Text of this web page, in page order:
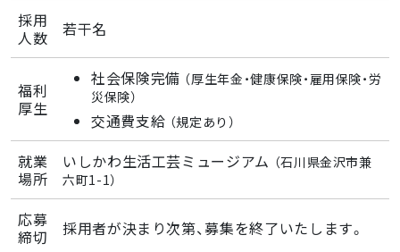
採用
人数
若干名
福利
厚生
社会保険完備 （厚生年金・健康保険・雇用保険・労
災保険）
交通費支給 （規定あり）
就業
場所
いしかわ生活工芸ミュージアム （石川県金沢市兼
六町1-1）
応募
締切
採用者が決まり次第、募集を終了いたします。